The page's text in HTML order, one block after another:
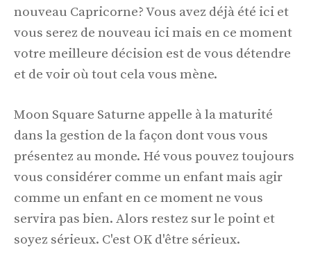
nouveau Capricorne? Vous avez déjà été ici et
vous serez de nouveau ici mais en ce moment
votre meilleure décision est de vous détendre
et de voir où tout cela vous mène.
Moon Square Saturne appelle à la maturité
dans la gestion de la façon dont vous vous
présentez au monde. Hé vous pouvez toujours
vous considérer comme un enfant mais agir
comme un enfant en ce moment ne vous
servira pas bien. Alors restez sur le point et
soyez sérieux. C'est OK d'être sérieux.